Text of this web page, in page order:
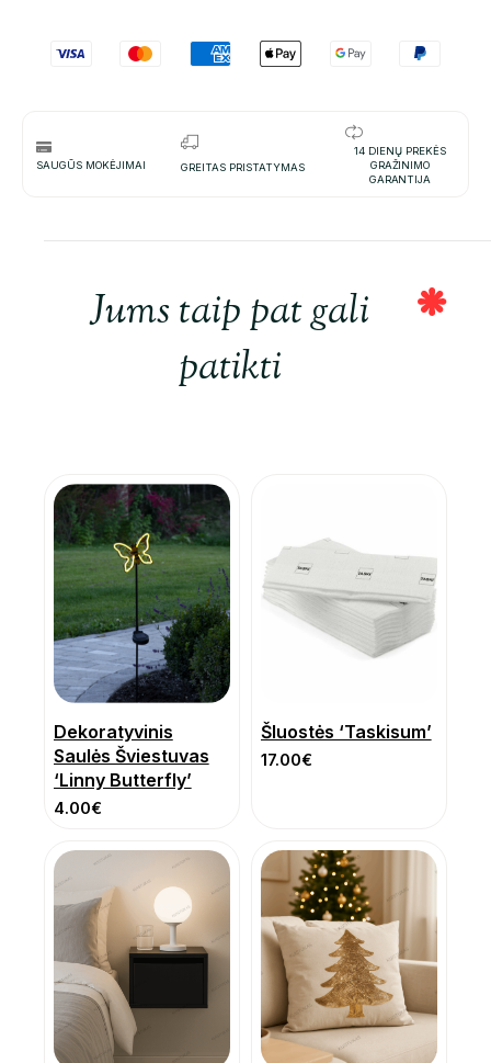
SAUGŪS MOKĖJIMAI GREITAS PRISTATYMAS
14 DIENŲ PREKĖS
GRAŽINIMO
GARANTIJA
Jums taip pat gali
patikti
Dekoratyvinis
Saulės Šviestuvas
‘Linny Butterfly’
4.00€
Šluostės ‘Taskisum’
17.00€